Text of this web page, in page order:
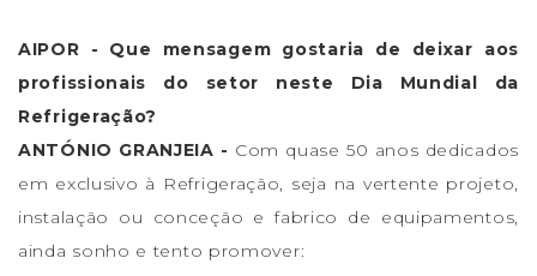
AIPOR - Que mensagem gostaria de deixar aos
profissionais do setor neste Dia Mundial da
Refrigeração?
ANTÓNIO GRANJEIA - Com quase 50 anos dedicados
em exclusivo à Refrigeração, seja na vertente projeto,
instalação ou conceção e fabrico de equipamentos,
ainda sonho e tento promover: